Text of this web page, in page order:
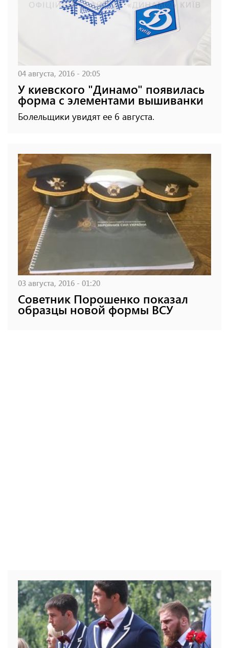
04 августа, 2016 - 20:05
У киевского "Динамо" появилась
форма с элементами вышиванки
Болельщики увидят ее 6 августа.
03 августа, 2016 - 01:20
Советник Порошенко показал
образцы новой формы ВСУ